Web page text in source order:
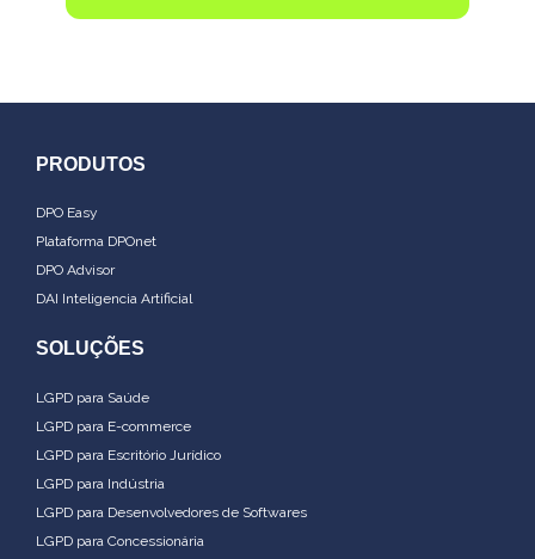
PRODUTOS
DPO Easy
Plataforma DPOnet
DPO Advisor
DAI Inteligencia Artificial
SOLUÇÕES
LGPD para Saúde
LGPD para E-commerce
LGPD para Escritório Jurídico
LGPD para Indústria
LGPD para Desenvolvedores de Softwares
LGPD para Concessionária